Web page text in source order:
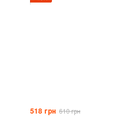
518 грн 610 грн